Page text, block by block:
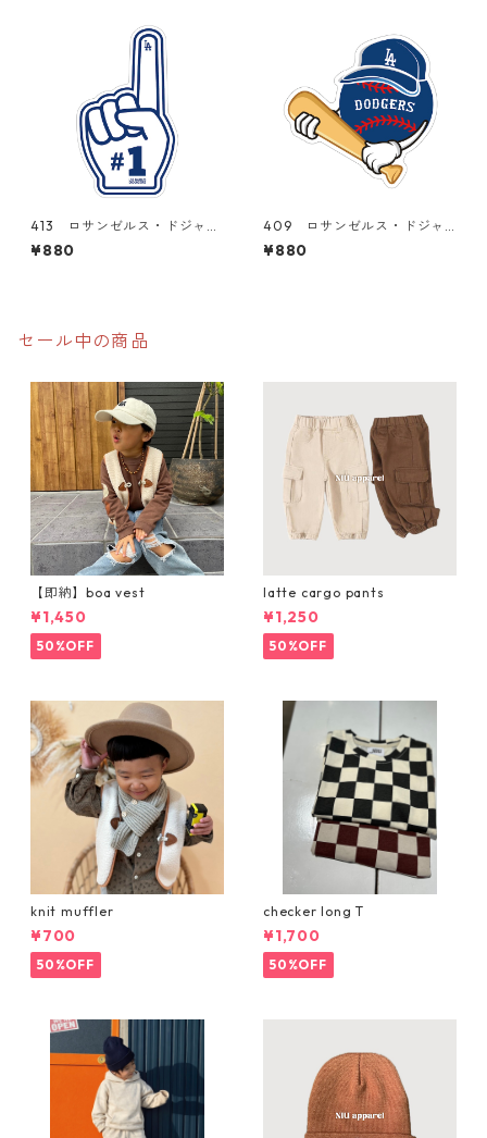
413 ロサンゼルス・ドジャー
ス Los Angeles Dodgers M
LB 大谷翔平 "California M
¥880
409 ロサンゼルス・ドジャ
ース Los Angeles Dodgers
大谷翔平 "California Marke
¥880
セール中の商品
【即納】boa vest
¥1,450
50%OFF
latte cargo pants
¥1,250
50%OFF
knit muffler
¥700
50%OFF
checker long T
¥1,700
50%OFF